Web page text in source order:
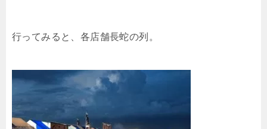
行ってみると、各店舗長蛇の列。